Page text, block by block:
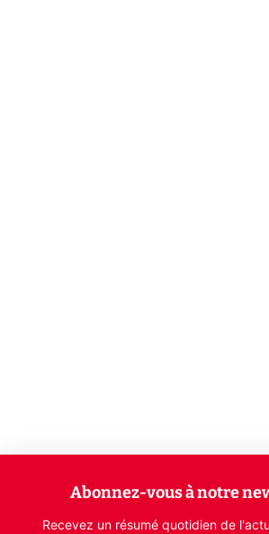
Abonnez-vous à notre
Recevez un résumé quotidien de